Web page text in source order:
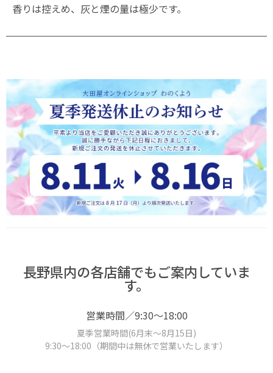
香りは控えめ、灰と煙の量は極少です。
長野県内の各店舗でもご案内していま
す。
営業時間／9:30～18:00
夏季営業時間(6月末～8月15日)
9:30～18:00（期間中は無休で営業いたします）